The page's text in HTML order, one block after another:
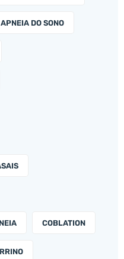
APNEIA DO SONO
COBLATION